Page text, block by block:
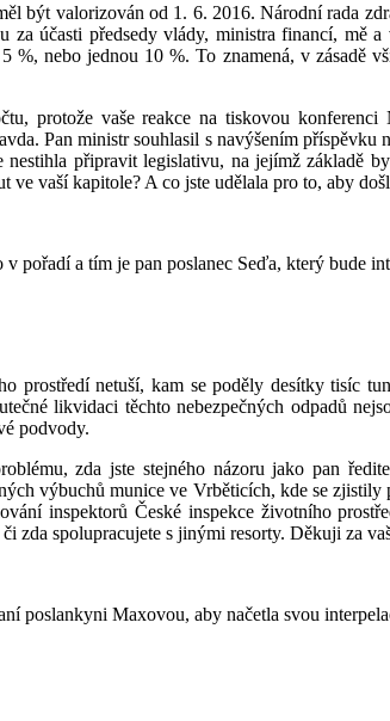
být valorizován od 1. 6. 2016. Národní rada
účasti předsedy vlády, ministra financí, mě
nebo jednou 10 %. To znamená, v zásadě
protože vaše reakce na tiskovou
Pan ministr souhlasil s navýšením
připravit legislativu, na jejímž základě
vaší kapitole? A co jste udělala pro to, aby
v pořadí a tím je pan poslanec Seďa, který bude
prostředí netuší, kam se poděly desítky tisíc
likvidaci těchto nebezpečných odpadů
podvody.
zda jste stejného názoru jako pan
výbuchů munice ve Vrběticích, kde se
inspektorů České inspekce životního
zda spolupracujete s jinými resorty. Děkuji za
poslankyni Maxovou, aby načetla svou